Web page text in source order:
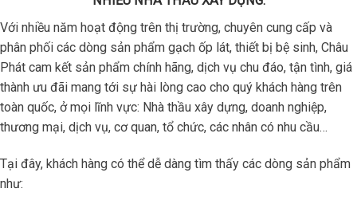
Với nhiều năm hoạt động trên thị trường, chuyên cung cấp và
phân phối các dòng sản phẩm gạch ốp lát, thiết bị bệ sinh, Châu
Phát cam kết sản phẩm chính hãng, dịch vụ chu đáo, tận tình, giá
thành ưu đãi mang tới sự hài lòng cao cho quý khách hàng trên
toàn quốc, ở mọi lĩnh vực: Nhà thầu xây dựng, doanh nghiệp,
thương mại, dịch vụ, cơ quan, tổ chức, các nhân có nhu cầu…
Tại đây, khách hàng có thể dễ dàng tìm thấy các dòng sản phẩm
như: